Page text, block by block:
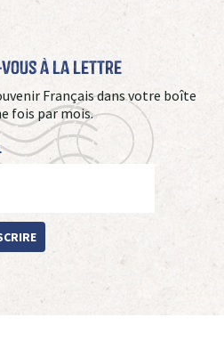
à La Lettre
Français dans votre boîte
fois par mois.